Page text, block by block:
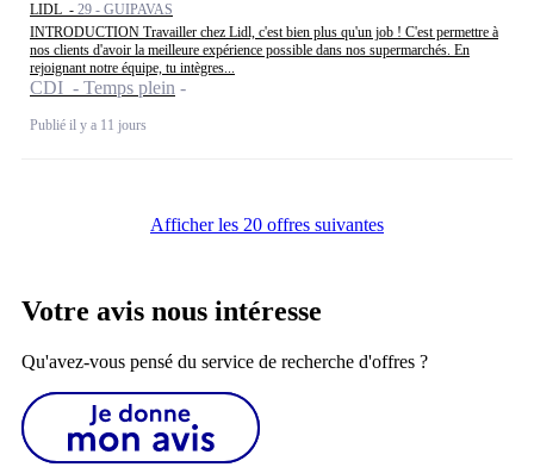
LIDL - 29 - GUIPAVAS
INTRODUCTION Travailler chez Lidl, c'est bien plus qu'un job ! C'est permettre à
nos clients d'avoir la meilleure expérience possible dans nos supermarchés. En
rejoignant notre équipe, tu intègres...
CDI - Temps plein
Publié il y a 11 jours
Afficher les 20 offres suivantes
Votre avis nous intéresse
Qu'avez-vous pensé du service de recherche d'offres ?